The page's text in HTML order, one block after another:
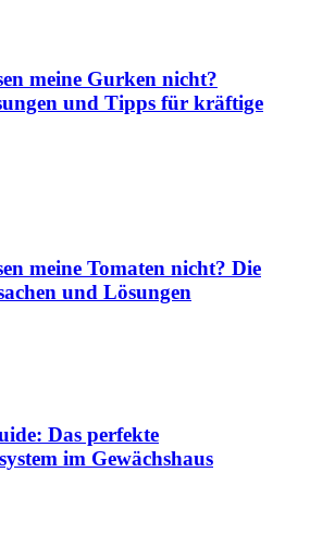
meine Gurken nicht?
und Tipps für kräftige
meine Tomaten nicht? Die
und Lösungen
Das perfekte
im Gewächshaus